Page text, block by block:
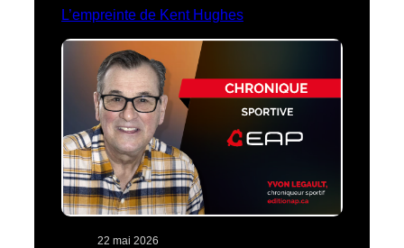
L’empreinte de Kent Hughes
22 mai 2026